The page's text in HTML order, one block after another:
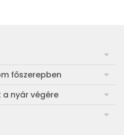
főszerepben
télre
a nyár végére